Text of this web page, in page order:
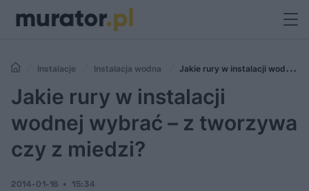
Instalacje Instalacja wodna
Jakie rury w instalacji wodnej
wybrać – z tworzywa czy z miedzi?
Jakie rury w instalacji
wodnej wybrać – z tworzywa
czy z miedzi?
2014-01-16 15:34